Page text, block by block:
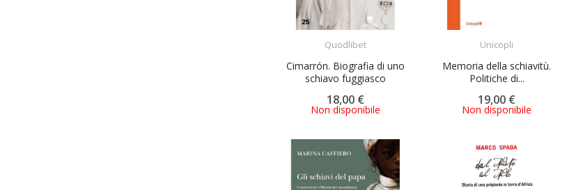
Quodlibet
Cimarrón. Biografia di uno
schiavo fuggiasco
18,00 €
Non disponibile
Unicopli
Memoria della schiavitù.
Politiche di...
19,00 €
Non disponibile